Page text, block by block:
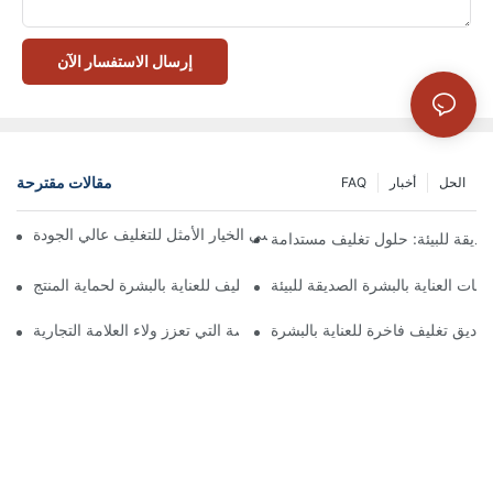
إرسال الاستفسار الآن
مقالات مقترحة الحل أخبار FAQ
تُعدّ الصناديق ذات الإغلاق المغناطيسي الخيار الأمثل للتغليف عالي الجودة
للبيئة: حلول تغليف مستدامة
كيفية اختيار أفضل صندوق تغليف للعناية بالبشرة لحماية المنتج
العناية بالبشرة الصديقة للبيئة
صناديق تغليف العناية بالبشرة المخصصة التي تعزز ولاء العلامة التجارية
تغليف فاخرة للعناية بالبشرة